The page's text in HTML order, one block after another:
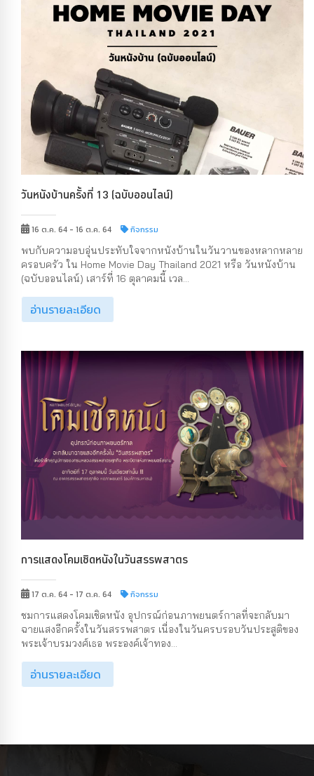
วันหนังบ้านครั้งที่ 13 (ฉบับออนไลน์)
16 ต.ค. 64 - 16 ต.ค. 64 กิจกรรม
พบกับความอบอุ่นประทับใจจากหนังบ้านในวันวานของหลากหลาย
ครอบครัว ใน Home Movie Day Thailand 2021 หรือ วันหนังบ้าน
(ฉบับออนไลน์) เสาร์ที่ 16 ตุลาคมนี้ เวล...
อ่านรายละเอียด
การแสดงโคมเชิดหนังในวันสรรพสาตร
17 ต.ค. 64 - 17 ต.ค. 64 กิจกรรม
ชมการแสดงโคมเชิดหนัง อุปกรณ์ก่อนภาพยนตร์กาลที่จะกลับมา
ฉายแสงอีกครั้งในวันสรรพสาตร เนื่องในวันครบรอบวันประสูติของ
พระเจ้าบรมวงศ์เธอ พระองค์เจ้าทอง...
อ่านรายละเอียด